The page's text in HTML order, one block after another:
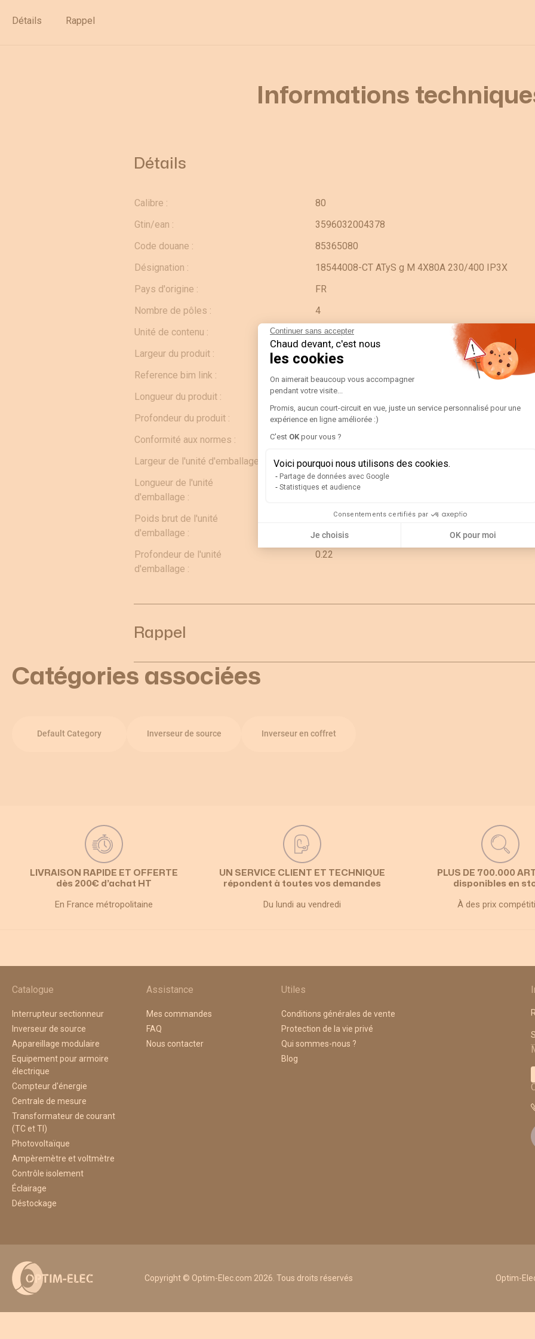
Continuer sans accepter
Chaud devant, c'est nous
les cookies
Plateforme de Gestion du
On aimerait beaucoup vous accompagner
pendant votre visite...
Promis, aucun court-circuit en vue, juste un service personnalisé pour une
expérience en ligne améliorée :)
C'est OK pour vous ?
Voici pourquoi nous utilisons des cookies.
Partage de données avec Google
Statistiques et audience
Consentements certifiés par
Je choisis OK pour moi
Détails Rappel
Informations
Détails
Calibre :
80
Gtin/ean :
3596032004378
Code douane :
85365080
Désignation :
18544008-CT ATyS g M 4X80A 230/400 IP3X
Pays d'origine :
FR
Nombre de pôles :
4
Unité de contenu :
PC
Largeur du produit :
0.45
Reference bim link :
https://www.bimandco.com/fr/objets-bim/28678-
Longueur du produit :
0.6
Profondeur du produit :
0.2
Conformité aux normes :
IEC
Largeur de l'unité d'emballage :
0.42
Longueur de l'unité
d'emballage :
0.62
Poids brut de l'unité
d'emballage :
Profondeur de l'unité
d'emballage :
0.22
Rappel
Catégories associées
Default Category Inverseur de source Inverseur en coffret
LIVRAISON RAPIDE ET OFFERTE
dès 200€ d’achat HT
En France métropolitaine
UN SERVICE CLIENT ET TECHNIQUE
répondent à toutes vos demandes
Du lundi au vendredi
PLUS DE 700.000
disponibles en
À des prix
Catalogue
Interrupteur sectionneur
Inverseur de source
Appareillage modulaire
Equipement pour armoire
électrique
Compteur d'énergie
Centrale de mesure
Transformateur de courant
(TC et TI)
Photovoltaïque
Ampèremètre et voltmètre
Contrôle isolement
Éclairage
Déstockage
Assistance
Mes commandes
FAQ
Nous contacter
Utiles
Conditions générales de vente
Protection de la vie privé
Qui sommes-nous ?
Blog
Copyright © Optim-Elec.com 2026. Tous droits réservés Optim-